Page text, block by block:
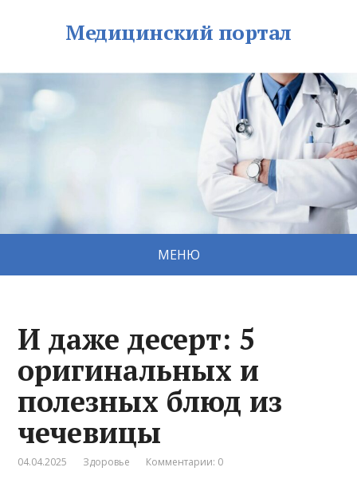
Медицинский портал
МЕНЮ
И даже десерт: 5
оригинальных и
полезных блюд из
чечевицы
04.04.2025 Здоровье Комментарии: 0